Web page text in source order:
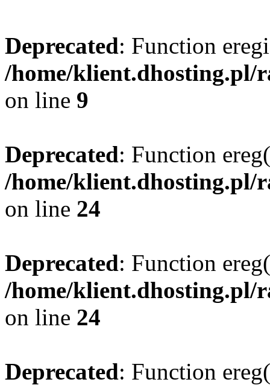
Deprecated: Function
/home/klient.dhosting.pl/
on line 9
Deprecated: Function
/home/klient.dhosting.pl/
on line 24
Deprecated: Function
/home/klient.dhosting.pl/
on line 24
Deprecated: Function